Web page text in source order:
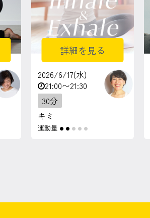
詳細を見る
2026/6/17(水)
21:00〜21:30
30分
キミ
運動量 ● ● ● ● ●